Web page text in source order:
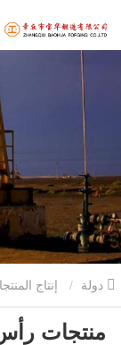
إنتاج
منتجات رأس